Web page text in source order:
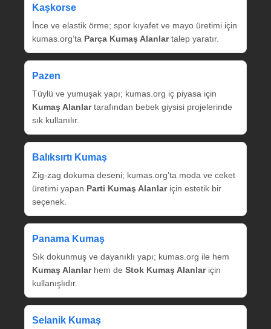
Kaşkorse
İnce ve elastik örme; spor kıyafet ve mayo üretimi için
kumas.org’ta Parça Kumaş Alanlartalep yaratır.
Pazen
Tüylü ve yumuşak yapı; kumas.org iç piyasa için
Kumaş Alanlartarafından bebek giysisi projelerinde
sık kullanılır.
Balıksırtı Kumaş
Zig‑zag dokuma deseni; kumas.org’ta moda ve ceket
üretimi yapan Parti Kumaş Alanlariçin estetik bir
seçenek.
Panama Kumaş
Sık dokunmuş ve dayanıklı yapı; kumas.org ile hem
Kumaş Alanlarhem de Stok Kumaş Alanlariçin
kullanışlıdır.
Selanik Kumaş